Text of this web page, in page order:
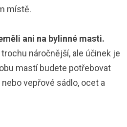
místě.
ani na bylinné masti.
náročnější, ale účinek je
mastí budete potřebovat
vepřové sádlo, ocet a